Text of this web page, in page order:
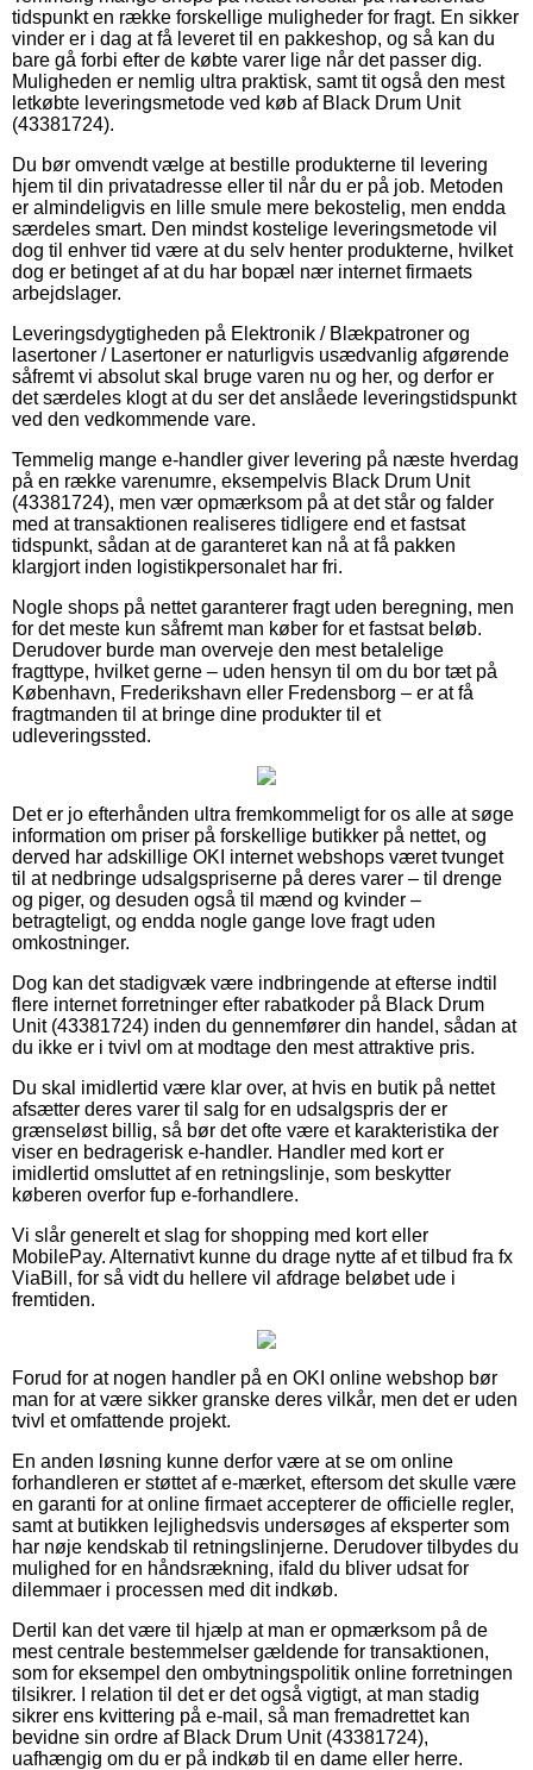
tidspunkt en række forskellige muligheder for fragt. En sikker
vinder er i dag at få leveret til en pakkeshop, og så kan du
bare gå forbi efter de købte varer lige når det passer dig.
Muligheden er nemlig ultra praktisk, samt tit også den mest
letkøbte leveringsmetode ved køb af Black Drum Unit
(43381724).
Du bør omvendt vælge at bestille produkterne til levering
hjem til din privatadresse eller til når du er på job. Metoden
er almindeligvis en lille smule mere bekostelig, men endda
særdeles smart. Den mindst kostelige leveringsmetode vil
dog til enhver tid være at du selv henter produkterne, hvilket
dog er betinget af at du har bopæl nær internet firmaets
arbejdslager.
Leveringsdygtigheden på Elektronik / Blækpatroner og
lasertoner / Lasertoner er naturligvis usædvanlig afgørende
såfremt vi absolut skal bruge varen nu og her, og derfor er
det særdeles klogt at du ser det anslåede leveringstidspunkt
ved den vedkommende vare.
Temmelig mange e-handler giver levering på næste hverdag
på en række varenumre, eksempelvis Black Drum Unit
(43381724), men vær opmærksom på at det står og falder
med at transaktionen realiseres tidligere end et fastsat
tidspunkt, sådan at de garanteret kan nå at få pakken
klargjort inden logistikpersonalet har fri.
Nogle shops på nettet garanterer fragt uden beregning, men
for det meste kun såfremt man køber for et fastsat beløb.
Derudover burde man overveje den mest betalelige
fragttype, hvilket gerne – uden hensyn til om du bor tæt på
København, Frederikshavn eller Fredensborg – er at få
fragtmanden til at bringe dine produkter til et
udleveringssted.
Det er jo efterhånden ultra fremkommeligt for os alle at søge
information om priser på forskellige butikker på nettet, og
derved har adskillige OKI internet webshops været tvunget
til at nedbringe udsalgspriserne på deres varer – til drenge
og piger, og desuden også til mænd og kvinder –
betragteligt, og endda nogle gange love fragt uden
omkostninger.
Dog kan det stadigvæk være indbringende at efterse indtil
flere internet forretninger efter rabatkoder på Black Drum
Unit (43381724) inden du gennemfører din handel, sådan at
du ikke er i tvivl om at modtage den mest attraktive pris.
Du skal imidlertid være klar over, at hvis en butik på nettet
afsætter deres varer til salg for en udsalgspris der er
grænseløst billig, så bør det ofte være et karakteristika der
viser en bedragerisk e-handler. Handler med kort er
imidlertid omsluttet af en retningslinje, som beskytter
køberen overfor fup e-forhandlere.
Vi slår generelt et slag for shopping med kort eller
MobilePay. Alternativt kunne du drage nytte af et tilbud fra fx
ViaBill, for så vidt du hellere vil afdrage beløbet ude i
fremtiden.
Forud for at nogen handler på en OKI online webshop bør
man for at være sikker granske deres vilkår, men det er uden
tvivl et omfattende projekt.
En anden løsning kunne derfor være at se om online
forhandleren er støttet af e-mærket, eftersom det skulle være
en garanti for at online firmaet accepterer de officielle regler,
samt at butikken lejlighedsvis undersøges af eksperter som
har nøje kendskab til retningslinjerne. Derudover tilbydes du
mulighed for en håndsrækning, ifald du bliver udsat for
dilemmaer i processen med dit indkøb.
Dertil kan det være til hjælp at man er opmærksom på de
mest centrale bestemmelser gældende for transaktionen,
som for eksempel den ombytningspolitik online forretningen
tilsikrer. I relation til det er det også vigtigt, at man stadig
sikrer ens kvittering på e-mail, så man fremadrettet kan
bevidne sin ordre af Black Drum Unit (43381724),
uafhængig om du er på indkøb til en dame eller herre.